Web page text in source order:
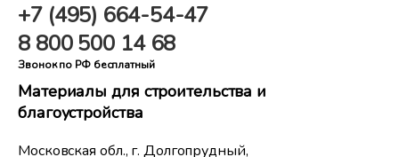
+7 (495) 664-54-47
8 800500 14 68
Звонок по РФ бесплатный
Материалы для строительства и
благоустройства
Московская обл., г. Долгопрудный,